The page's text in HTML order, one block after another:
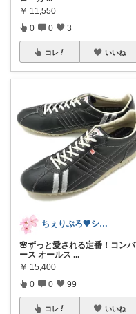
￥ 11,550
0 0 3
コレ いいね
ちぇりぶろ🖤シンプルモダン🤍
🌸ずっと愛される定番！コンバ
ース オールス ...
￥ 15,400
0 0 99
コレ いいね